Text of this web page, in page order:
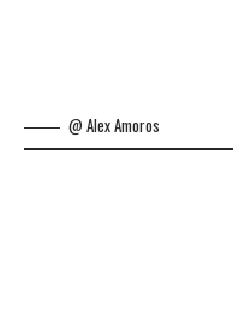
@ Alex Amoros